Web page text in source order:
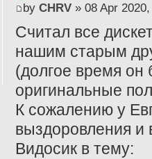
by CHRV» 08 Apr 2020,
Считал все
нашим старым
(долгое время
оригинальные
К сожалению у
выздоровления и
Видосик в тему: